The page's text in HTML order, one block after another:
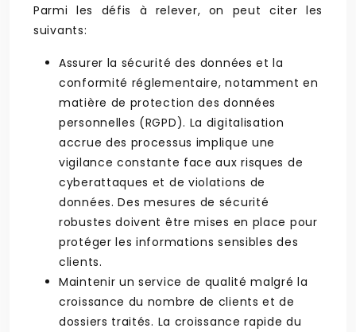
Parmi les défis à relever, on peut citer les
suivants:
Assurer la sécurité des données et la
conformité réglementaire, notamment en
matière de protection des données
personnelles (RGPD). La digitalisation
accrue des processus implique une
vigilance constante face aux risques de
cyberattaques et de violations de
données. Des mesures de sécurité
robustes doivent être mises en place pour
protéger les informations sensibles des
clients.
Maintenir un service de qualité malgré la
croissance du nombre de clients et de
dossiers traités. La croissance rapide du